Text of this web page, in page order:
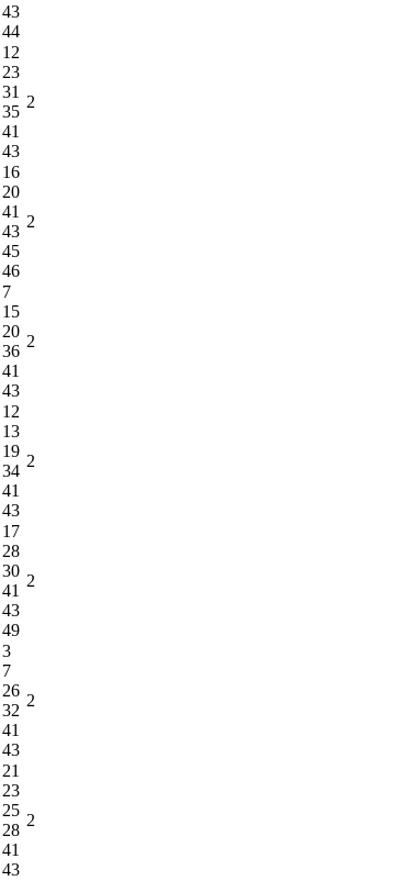
43
44
12
23
31
35
41
43
2
16
20
41
43
45
46
2
7
15
20
36
41
43
2
12
13
19
34
41
43
2
17
28
30
41
43
49
2
3
7
26
32
41
43
2
21
23
25
28
41
43
2